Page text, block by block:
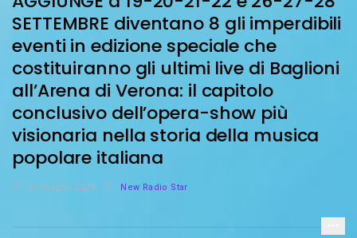
SETTEMBRE diventano 8 gli imperdibili
eventi in edizione speciale che
costituiranno gli ultimi live di Baglioni
all’Arena di Verona: il capitolo
conclusivo dell’opera-show più
visionaria nella storia della musica
popolare italiana
23 Giugno 2024 New Radio Star